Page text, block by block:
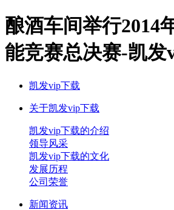
酿酒车间举行2014
能竞赛总决赛-凯发
凯发vip下载
关于凯发vip下载
凯发vip下载的介绍
领导风采
凯发vip下载的文化
发展历程
公司荣誉
新闻资讯